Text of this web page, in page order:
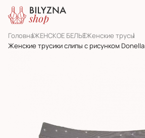
ГоловнаЖЕНСКОЕ БЕЛЬЕЖенскиe трусы
Женские трусики слипы с рисунком Donella